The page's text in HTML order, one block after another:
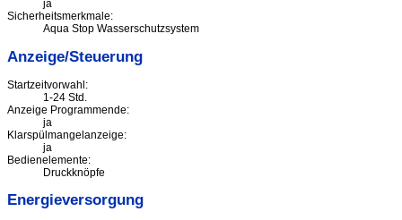
ja
Sicherheitsmerkmale:
Aqua Stop Wasserschutzsystem
Anzeige/Steuerung
Startzeitvorwahl:
1-24 Std.
Anzeige Programmende:
ja
Klarspülmangelanzeige:
ja
Bedienelemente:
Druckknöpfe
Energieversorgung